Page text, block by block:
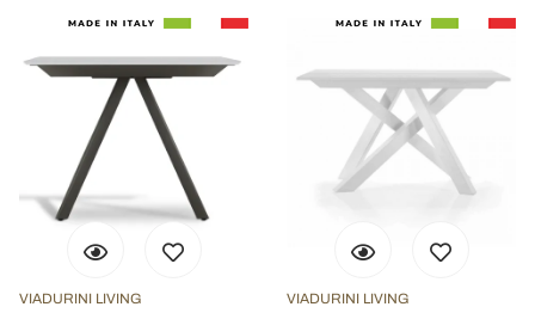
VIADURINI LIVING VIADURINI LIVING